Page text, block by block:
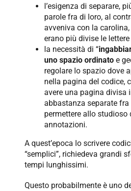
l’esigenza di separare,
parole fra di loro, al
avveniva con la
erano più divise le
la necessità di “
uno spazio ordinatoe
regolare lo spazio dove
nella pagina del codice,
avere una pagina divisa
abbastanza separate
permettere allo studioso
annotazioni.
A quest’epoca lo scrivere
“semplici”, richiedeva grandi
tempi lunghissimi.
Questo probabilmente è uno